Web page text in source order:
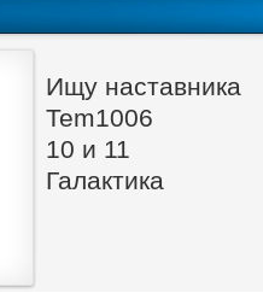
Ищу наставника
Tem1006
10 и 11
Галактика